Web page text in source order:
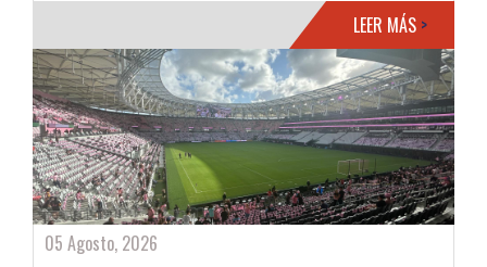
LEER MÁS >
05 Agosto, 2026